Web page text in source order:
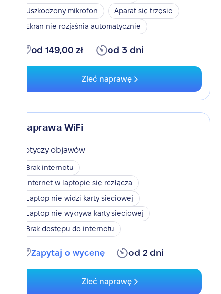
Uszkodzony mikrofon
Aparat się trzęsie
Ekran nie rozjaśnia automatycznie
od 149,00 zł od 3 dni
Zleć naprawę
Naprawa WiFi
Dotyczy objawów
Brak internetu
Internet w laptopie się rozłącza
Laptop nie widzi karty sieciowej
Laptop nie wykrywa karty sieciowej
Brak dostępu do internetu
Zapytaj o wycenę od 2 dni
Zleć naprawę